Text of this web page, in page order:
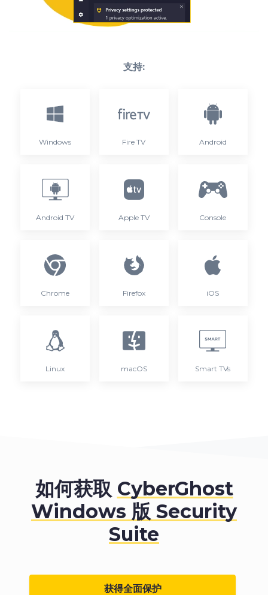
支持:
Windows Fire TV Android
Android TV Apple TV Console
Chrome Firefox iOS
Linux macOS Smart TVs
如何获取 CyberGhost
Windows 版 Security
Suite
获得全面保护